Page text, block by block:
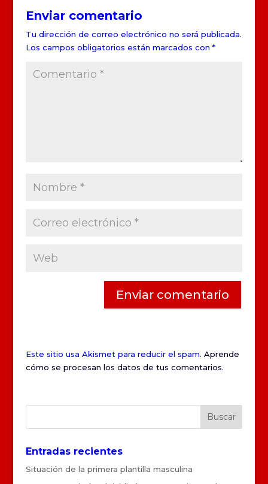
Enviar comentario
Tu dirección de correo electrónico no será publicada.
Los campos obligatorios están marcados con *
Este sitio usa Akismet para reducir el spam. Aprende
cómo se procesan los datos de tus comentarios.
Entradas recientes
Situación de la primera plantilla masculina